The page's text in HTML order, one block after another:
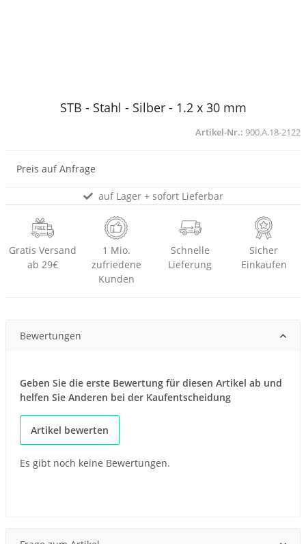
STB - Stahl - Silber - 1.2 x 30 mm
Artikel-Nr.: 900.A.18-2122
Preis auf Anfrage
auf Lager + sofort Lieferbar
Gratis Versand
ab 29€
1 Mio.
zufriedene
Kunden
Schnelle
Lieferung
Sicher
Einkaufen
Bewertungen
Geben Sie die erste Bewertung für diesen Artikel ab und
helfen Sie Anderen bei der Kaufentscheidung
Artikel bewerten
Es gibt noch keine Bewertungen.